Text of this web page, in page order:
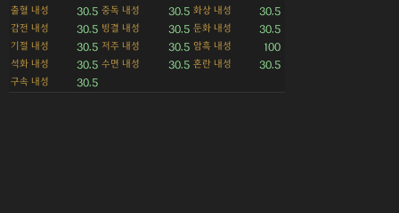
출혈 내성 30.5 중독 내성 30.5 화상 내성 30.5
감전 내성 30.5 빙결 내성 30.5 둔화 내성 30.5
기절 내성 30.5 저주 내성 30.5 암흑 내성 100
석화 내성 30.5 수면 내성 30.5 혼란 내성 30.5
구속 내성 30.5